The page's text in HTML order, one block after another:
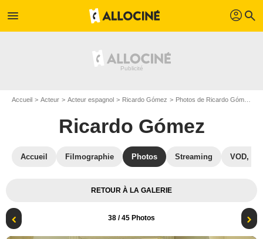
menu profil search
Accueil Acteur Acteur espagnol Ricardo Gómez Photos de Ricardo Gómez
Ricardo Gómez
Accueil Filmographie Photos Streaming VOD,
RETOUR À LA GALERIE
38 / 45 Photos